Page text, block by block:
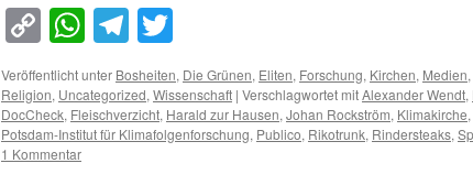
Copy
Link
WhatsApp
Telegram
Veröffentlicht unter Bosheiten, Die Grünen, Eliten, Forschung, Kirchen, Medien,
Religion, Uncategorized,Wissenschaft | Verschlagwortet mitAlexander Wendt,
DocCheck, Fleischverzicht, Harald zur Hausen,Johan Rockström, Klimakirche,
Potsdam-Institut für Klimafolgenforschung, Publico, Rikotrunk, Rindersteaks,
1 Kommentar